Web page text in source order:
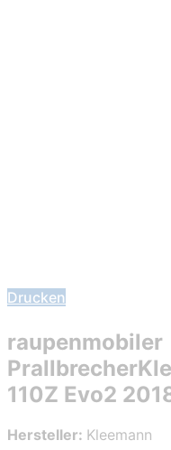
Drucken
raupenmobiler
110Z Evo2
Hersteller: